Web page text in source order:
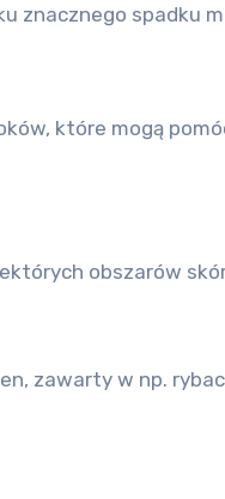
znacznego spadku
które mogą
obszarów
zawarty w np.